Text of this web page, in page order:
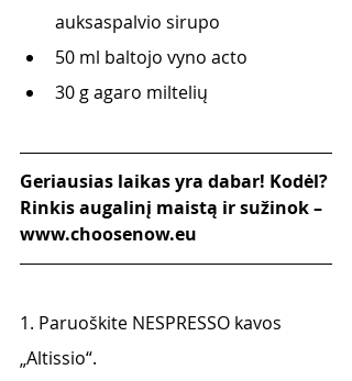
auksaspalvio sirupo
50 ml baltojo vyno acto
30 g agaro miltelių
Geriausias laikas yra dabar! Kodėl?
Rinkis augalinį maistą ir sužinok –
www.choosenow.eu
1. Paruoškite NESPRESSO kavos
„Altissio“.